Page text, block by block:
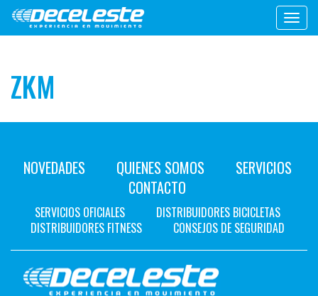
ZKM
NOVEDADES QUIENES SOMOS
SERVICIOS
CONTACTO
SERVICIOS OFICIALES
DISTRIBUIDORES BICICLETAS
DISTRIBUIDORES FITNESS
CONSEJOS DE SEGURIDAD